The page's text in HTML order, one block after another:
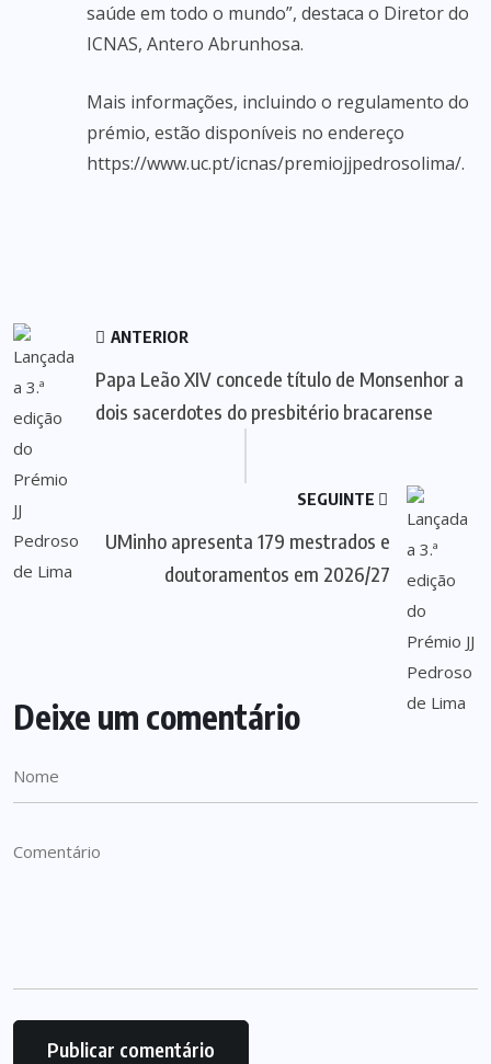
saúde em todo o mundo”, destaca o Diretor do
ICNAS, Antero Abrunhosa.
Mais informações, incluindo o regulamento do
prémio, estão disponíveis no endereço
https://www.uc.pt/icnas/premiojjpedrosolima/.
ANTERIOR
Papa Leão XIV concede título de Monsenhor a
dois sacerdotes do presbitério bracarense
SEGUINTE
UMinho apresenta 179 mestrados e
doutoramentos em 2026/27
Deixe um comentário